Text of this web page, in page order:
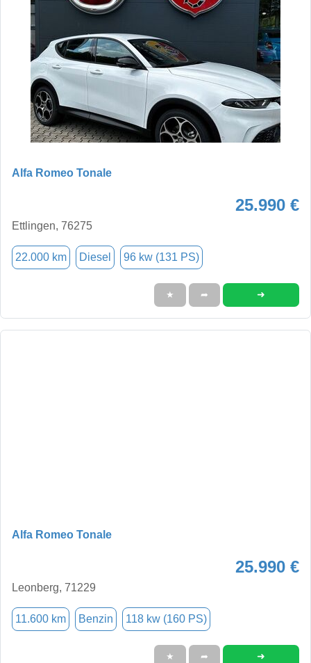
Alfa Romeo Tonale
25.990 €
Ettlingen, 76275
22.000 km Diesel 96 kw (131 PS)
★ ➦ ➜
Alfa Romeo Tonale
25.990 €
Leonberg, 71229
11.600 km Benzin 118 kw (160 PS)
★ ➦ ➜